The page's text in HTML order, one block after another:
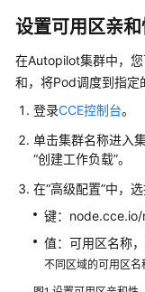
品
介
绍
费
说
明
快
速
入
门
设置可用区亲
在Autopilot集群中，
和，将Pod调度到指定
登录CCE控制台。
单击集群名称进入
“创建工作负载”。
在“高级配置”中，
键：
值：可用区名称
不同区域的可用区名